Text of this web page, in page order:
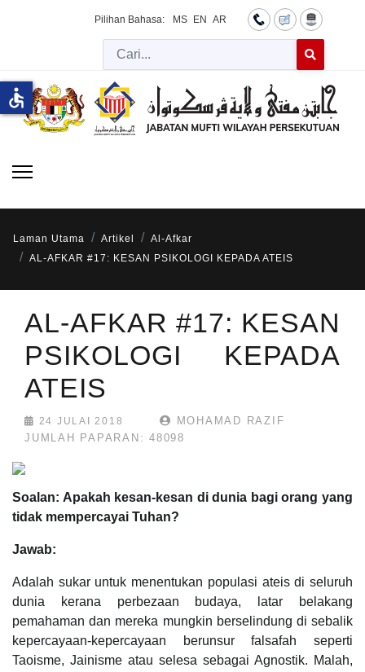
Pilihan Bahasa: MS EN AR
Cari
Laman Utama Artikel
Al-Afkar
AL-AFKAR #17: KESAN PSIKOLOGI KEPADA ATEIS
AL-AFKAR #17: KESAN
PSIKOLOGI KEPADA
ATEIS
24 JULAI 2018
MOHAMAD RAZIF
JUMLAH PAPARAN: 48098
Soalan: Apakah kesan-kesan di dunia bagi orang yang
tidak mempercayai Tuhan?
Jawab:
Adalah sukar untuk menentukan populasi ateis di seluruh
dunia kerana perbezaan budaya, latar belakang
pemahaman dan mereka mungkin berselindung di sebalik
kepercayaan-kepercayaan berunsur falsafah seperti
Taoisme, Jainisme atau selesa sebagai Agnostik. Malah,
accessible